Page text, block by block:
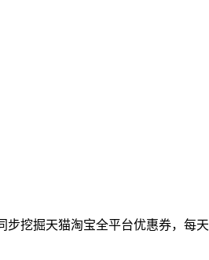
挖掘天猫淘宝全平台优惠券，每